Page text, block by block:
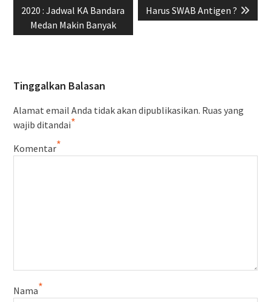
post:
2020 : Jadwal KA Bandara
Medan Makin Banyak
post:
Harus SWAB Antigen ?
Tinggalkan Balasan
Alamat email Anda tidak akan dipublikasikan. Ruas yang
wajib ditandai*
Komentar*
Nama*